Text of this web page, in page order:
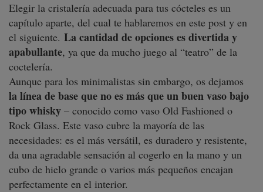
Elegir la cristalería adecuada para tus cócteles es un
capítulo aparte, del cual te hablaremos en este post y en
el siguiente. La cantidad de opciones es divertida y
apabullante, ya que da mucho juego al “teatro” de la
coctelería.
Aunque para los minimalistas sin embargo, os dejamos
la línea de base que no es más que un buen vaso bajo
tipo whisky – conocido como vaso Old Fashioned o
Rock Glass. Este vaso cubre la mayoría de las
necesidades: es el más versátil, es duradero y resistente,
da una agradable sensación al cogerlo en la mano y un
cubo de hielo grande o varios más pequeños encajan
perfectamente en el interior.